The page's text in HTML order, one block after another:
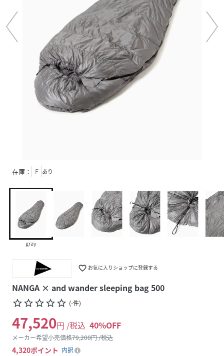
在庫： Ｆ あり
gray
favorite_border お気に入りショップに登録する
NANGA × and wander sleeping bag 500
star_borderstar_borderstar_borderstar_borderstar_border (-件)
47,520円 /税込 40%OFF
メーカー希望小売価格79,200円 /税込
4,320ポイント 内訳